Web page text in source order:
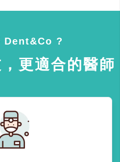
Dent&Co ?
更適合的醫師